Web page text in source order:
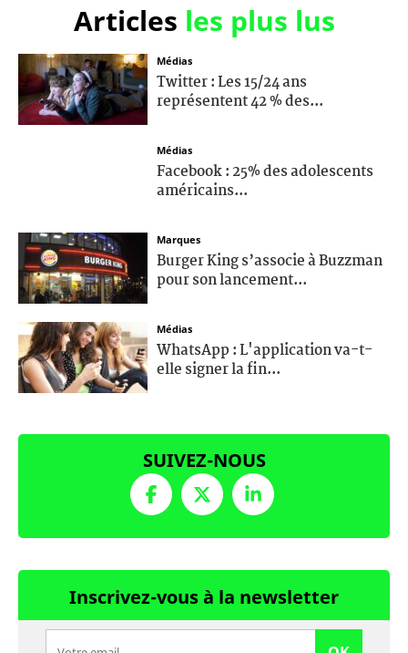
Articles les plus lus
Médias
Twitter : Les 15/24 ans
représentent 42 % des...
Médias
Facebook : 25% des adolescents
américains...
Marques
Burger King s’associe à Buzzman
pour son lancement...
Médias
WhatsApp : L'application va-t-
elle signer la fin...
SUIVEZ-NOUS
Inscrivez-vous à la newsletter